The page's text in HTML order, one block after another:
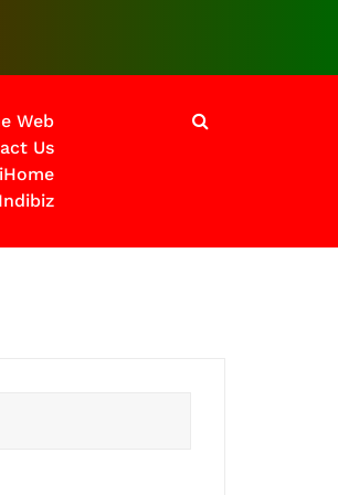
solusinya
Web
Us
Indibiz